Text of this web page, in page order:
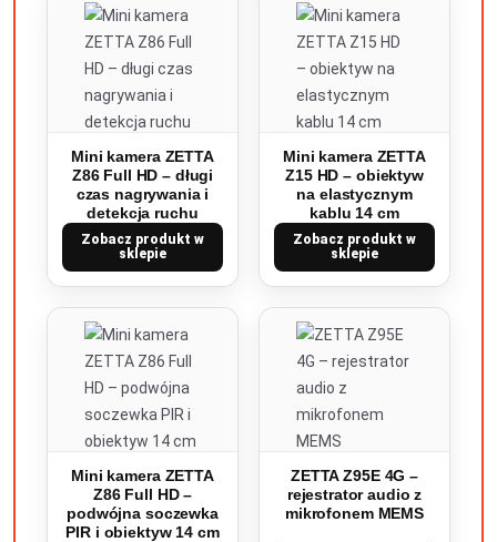
Mini kamera ZETTA
Z86 Full HD – długi
czas nagrywania i
detekcja ruchu
Zobacz produkt w
sklepie
Mini kamera ZETTA
Z15 HD – obiektyw
na elastycznym
kablu 14 cm
Zobacz produkt w
sklepie
Mini kamera ZETTA
Z86 Full HD –
podwójna soczewka
PIR i obiektyw 14 cm
ZETTA Z95E 4G –
rejestrator audio z
mikrofonem MEMS